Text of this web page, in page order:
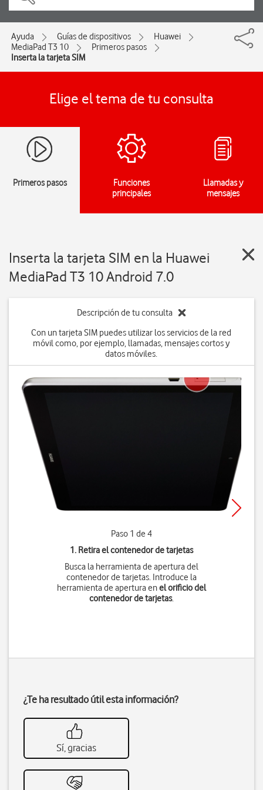
Ayuda Guías de dispositivos
Huawei
MediaPad T3 10
Primeros pasos
Inserta la tarjeta SIM
Elige el tema de tu consulta
Primeros pasos
Funciones
principales
Llamadas y
mensajes
Inserta la tarjeta SIM en la Huawei
MediaPad T3 10 Android 7.0
Descripción de tu consulta
Con un tarjeta SIM puedes utilizar los servicios de la red
móvil como, por ejemplo, llamadas, mensajes cortos y
datos móviles.
Paso 1 de 4
1. Retira el contenedor de tarjetas
Busca la herramienta de apertura del
contenedor de tarjetas. Introduce la
herramienta de apertura enel orificio del
contenedor de tarjetas.
¿Te ha resultado útil esta información?
Sí, gracias